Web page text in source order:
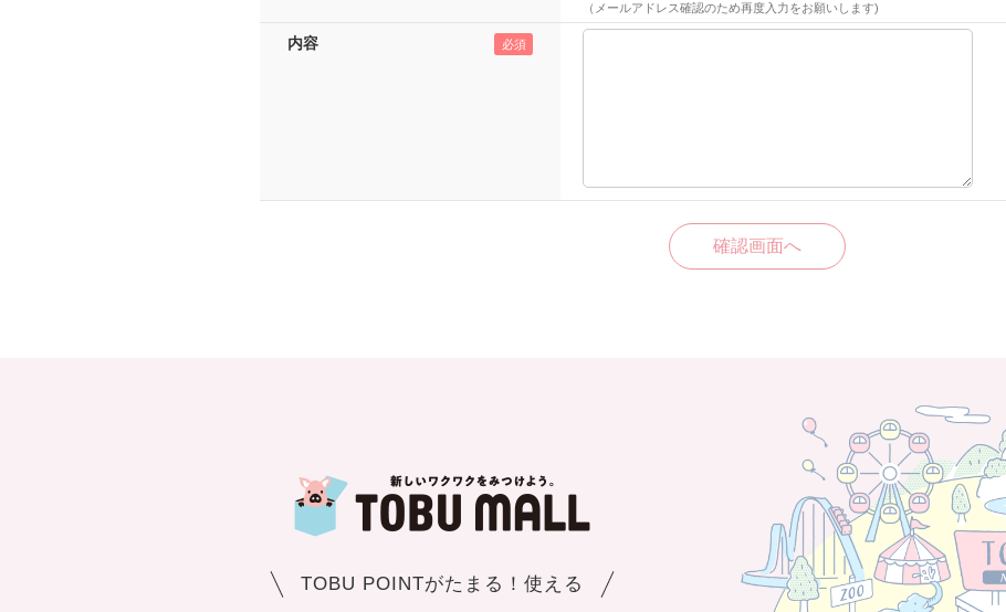
（メールアドレス確認のため再度入力をお願いします)
内容
TOBU POINTがたまる！使える